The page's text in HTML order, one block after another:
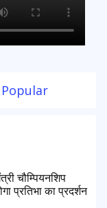
Popular
चौम्पियनशिप
प्रतिभा का प्रदर्शन